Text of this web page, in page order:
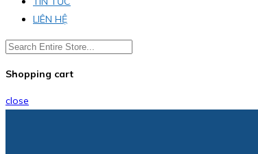
LIÊN HỆ
Shopping cart
close